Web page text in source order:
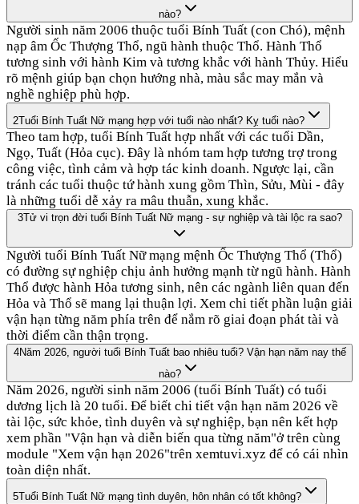
nào?
Người sinh năm 2006 thuộc tuổi Bính Tuất (con Chó), mệnh
nạp âm Ốc Thượng Thổ, ngũ hành thuộc Thổ. Hành Thổ
tương sinh với hành Kim và tương khắc với hành Thủy. Hiểu
rõ mệnh giúp bạn chọn hướng nhà, màu sắc may mắn và
nghề nghiệp phù hợp.
2Tuổi Bính Tuất Nữ mạng hợp với tuổi nào nhất? Kỵ tuổi nào?
Theo tam hợp, tuổi Bính Tuất hợp nhất với các tuổi Dần,
Ngọ, Tuất (Hỏa cục). Đây là nhóm tam hợp tương trợ trong
công việc, tình cảm và hợp tác kinh doanh. Ngược lại, cần
tránh các tuổi thuộc tứ hành xung gồm Thìn, Sửu, Mùi - đây
là những tuổi dễ xảy ra mâu thuẫn, xung khắc.
3Tử vi trọn đời tuổi Bính Tuất Nữ mạng - sự nghiệp và tài lộc ra sao?
Người tuổi Bính Tuất Nữ mạng mệnh Ốc Thượng Thổ (Thổ)
có đường sự nghiệp chịu ảnh hưởng mạnh từ ngũ hành. Hành
Thổ được hành Hỏa tương sinh, nên các ngành liên quan đến
Hỏa và Thổ sẽ mang lại thuận lợi. Xem chi tiết phần luận giải
vận hạn từng năm phía trên để nắm rõ giai đoạn phát tài và
thời điểm cần thận trọng.
4Năm 2026, người tuổi Bính Tuất bao nhiêu tuổi? Vận hạn năm nay thế
nào?
Năm 2026, người sinh năm 2006 (tuổi Bính Tuất) có tuổi
dương lịch là 20 tuổi. Để biết chi tiết vận hạn năm 2026 về
tài lộc, sức khỏe, tình duyên và sự nghiệp, bạn nên kết hợp
xem phần "Vận hạn và diễn biến qua từng năm"ở trên cùng
module "Xem vận hạn 2026"trên xemtuvi.xyz để có cái nhìn
toàn diện nhất.
5Tuổi Bính Tuất Nữ mạng tình duyên, hôn nhân có tốt không?